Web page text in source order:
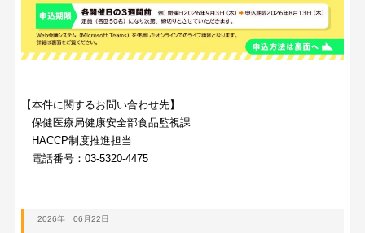
【本件に関するお問い合わせ先】
保健医療局健康安全部食品監視課
HACCP制度推進担当
電話番号：03-5320-4475
2026年 06月22日